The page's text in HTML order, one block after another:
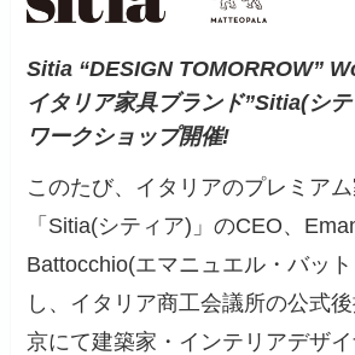
Sitia “DESIGN TOMORROW”
イタリア家具ブランド”Sitia(シ
ワークショップ開催!
このたび、イタリアのプレミア
「Sitia(シティア)」のCEO、
Battocchio(エマニュエル・バッ
し、イタリア商工会議所の公式
京にて建築家・インテリアデザ